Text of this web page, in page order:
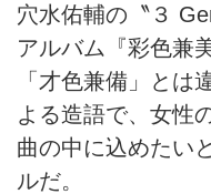
穴水佑輔の〝３
アルバム『彩色兼
「才色兼備」とは
よる造語で、女性
曲の中に込めたい
ルだ。